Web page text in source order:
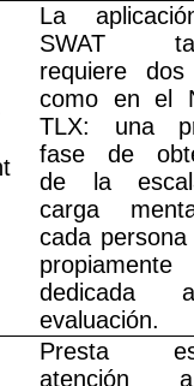
La
SWAT
requiere
como en el
TLX: una
fase de
de la
carga
cada
evaluación.
Presta
atención